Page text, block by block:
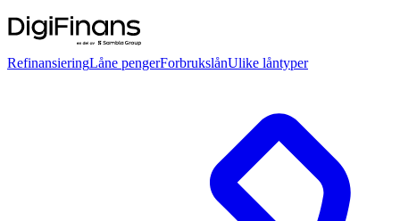
RefinansieringLåne pengerForbrukslånUlike låntyper